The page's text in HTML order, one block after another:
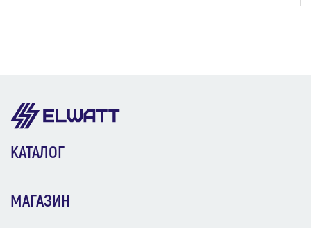
902-168 ЭРА Б0048883
КАТАЛОГ
МАГАЗИН